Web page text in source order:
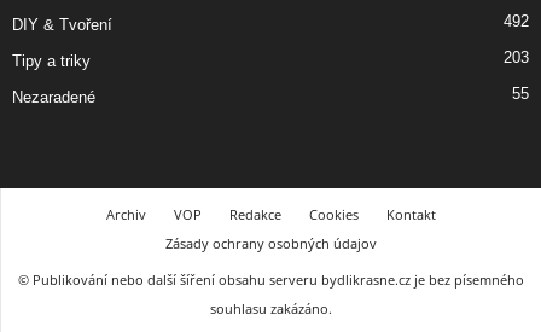
DIY & Tvoření 492
Tipy a triky 203
Nezaradené 55
Archiv VOP Redakce Cookies
Kontakt
Zásady ochrany osobných údajov
© Publikování nebo další šíření obsahu serveru bydlikrasne.cz je bez písemného
souhlasu zakázáno.